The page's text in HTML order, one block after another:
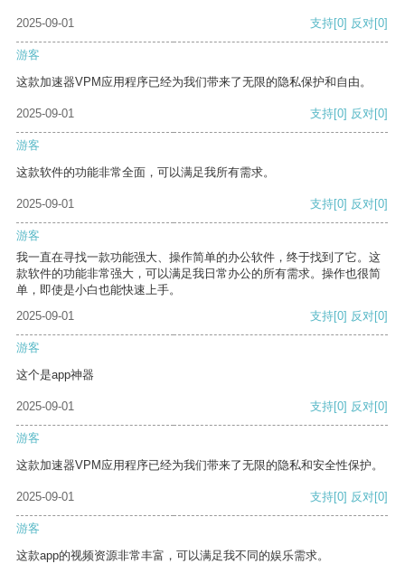
2025-09-01 支持[0] 反对[0]
游客
这款加速器VPM应用程序已经为我们带来了无限的隐私保护和自由。
2025-09-01 支持[0] 反对[0]
游客
这款软件的功能非常全面，可以满足我所有需求。
2025-09-01 支持[0] 反对[0]
游客
我一直在寻找一款功能强大、操作简单的办公软件，终于找到了它。这
款软件的功能非常强大，可以满足我日常办公的所有需求。操作也很简
单，即使是小白也能快速上手。
2025-09-01
支持[0] 反对[0]
游客
这个是app神器
2025-09-01 支持[0] 反对[0]
游客
这款加速器VPM应用程序已经为我们带来了无限的隐私和安全性保护。
2025-09-01 支持[0] 反对[0]
游客
这款app的视频资源非常丰富，可以满足我不同的娱乐需求。